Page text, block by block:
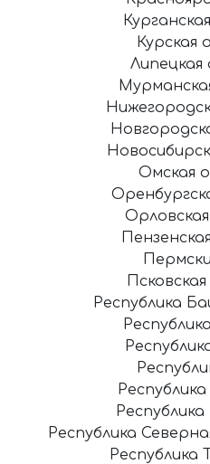
Курская
Липецкая
Омская
Республика
Республика